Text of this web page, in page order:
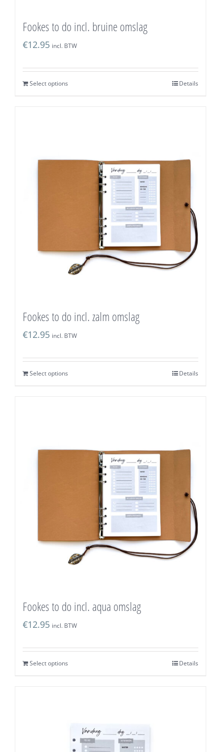
Fookes to do incl. bruine omslag
€12.95 incl. BTW
Select options Details
Fookes to do incl. zalm omslag
€12.95 incl. BTW
Select options Details
Fookes to do incl. aqua omslag
€12.95 incl. BTW
Select options Details